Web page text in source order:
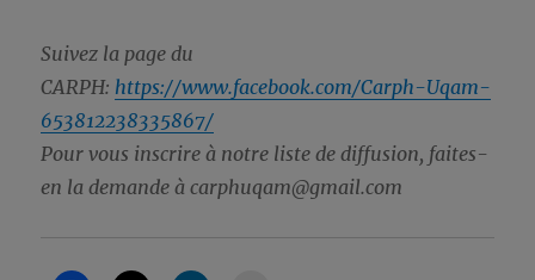
Suivez la page du
CARPH: https://www.facebook.com/Carph-Uqam-
653812238335867/
Pour vous inscrire à notre liste de diffusion, faites-
en la demande à carphuqam@gmail.com